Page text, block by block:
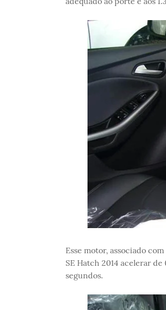
Esse motor, associado
SE Hatch 2014 acelerar
segundos.